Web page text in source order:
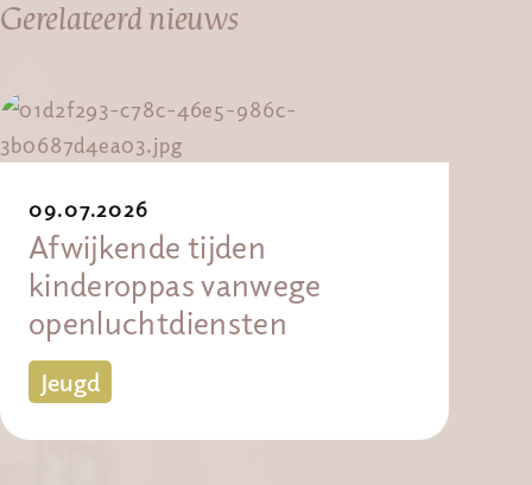
Gerelateerd nieuws
09.07.2026
Afwijkende tijden
kinderoppas vanwege
openluchtdiensten
Jeugd